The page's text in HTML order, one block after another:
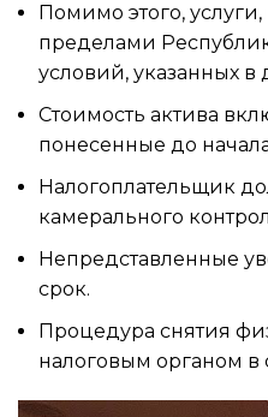
Помимо этого,
пределами
условий, указанных в
Стоимость актива
понесенные до
Налогоплательщик
камерального
Непредставленные
срок.
Процедура снятия
налоговым органом в